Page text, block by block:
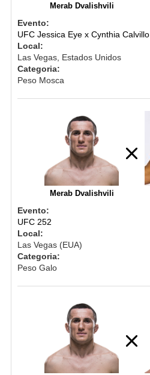
Merab Dvalishvili
Evento:
UFC Jessica Eye x Cynthia Calvillo
Local:
Las Vegas, Estados Unidos
Categoria:
Peso Mosca
Merab Dvalishvili
Evento:
UFC 252
Local:
Las Vegas (EUA)
Categoria:
Peso Galo